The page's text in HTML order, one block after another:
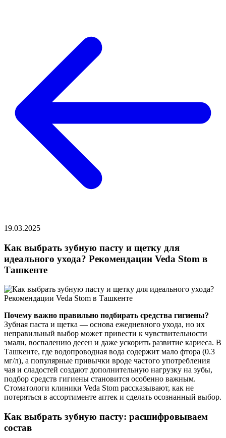
19.03.2025
Как выбрать зубную пасту и щетку для
идеального ухода? Рекомендации Veda Stom в
Ташкенте
Почему важно правильно подбирать средства гигиены?
Зубная паста и щетка — основа ежедневного ухода, но их
неправильный выбор может привести к чувствительности
эмали, воспалению десен и даже ускорить развитие кариеса. В
Ташкенте, где водопроводная вода содержит мало фтора (0.3
мг/л), а популярные привычки вроде частого употребления
чая и сладостей создают дополнительную нагрузку на зубы,
подбор средств гигиены становится особенно важным.
Стоматологи клиники Veda Stom рассказывают, как не
потеряться в ассортименте аптек и сделать осознанный выбор.
Как выбрать зубную пасту: расшифровываем
состав